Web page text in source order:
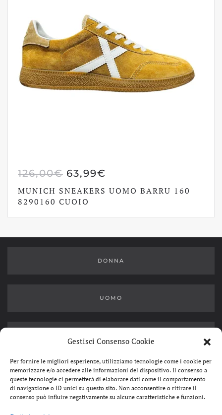
Gestisci Consenso Cookie
Per fornire le migliori esperienze, utilizziamo tecnologie come i cookie per
memorizzare e/o accedere alle informazioni del dispositivo. Il consenso a
queste tecnologie ci permetterà di elaborare dati come il comportamento
di navigazione o ID unici su questo sito. Non acconsentire o ritirare il
consenso può influire negativamente su alcune caratteristiche e funzioni.
126,00€ IL
PREZZO
ORIGINALE
ERA:
63,99€
PREZZO
È:
MUNICH SNEAKERS UOMO BARRU 160
8290160 CUOIO
DONNA
UOMO